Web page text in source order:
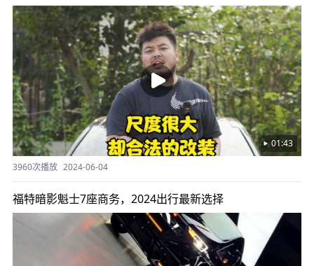
01:43
3960次播放 2024-06-04
福特暗影魁士7座商务，2024出行最新选择